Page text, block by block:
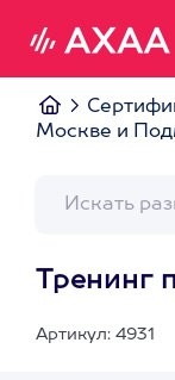
Москве и
Тренинг
Артикул: 4931